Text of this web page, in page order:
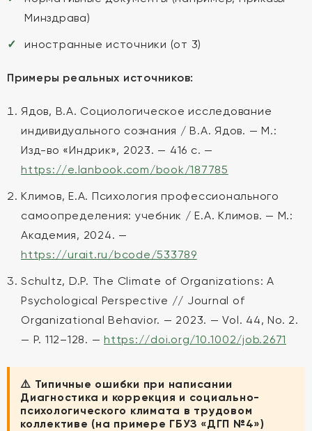
Минздрава)
иностранные источники (от 3)
Примеры реальных источников:
Ядов, В.А. Социологическое исследование
индивидуального сознания / В.А. Ядов. — М.:
Изд-во «Индрик», 2023. — 416 с. —
https://e.lanbook.com/book/187785
Климов, Е.А. Психология профессионального
самоопределения: учебник / Е.А. Климов. — М.:
Академия, 2024. —
https://urait.ru/bcode/533789
Schultz, D.P. The Climate of Organizations: A
Psychological Perspective // Journal of
Organizational Behavior. — 2023. — Vol. 44, No. 2.
— P. 112–128. — https://doi.org/10.1002/job.2671
⚠️ Типичные ошибки при написании
Диагностика и коррекция и социально-
психологического климата в трудовом
коллективе (на примере ГБУЗ «ДГП №4»)